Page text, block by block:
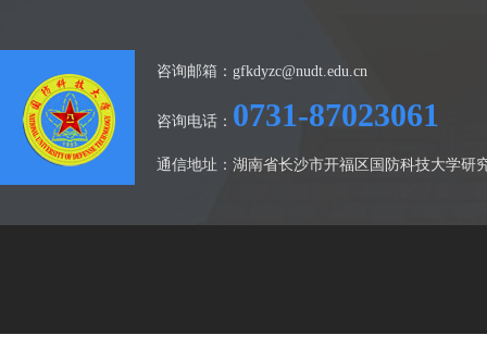
咨询邮箱：gfkdyzc@nudt.edu.cn
咨询电话： 0731-87023061
通信地址：湖南省长沙市开福区国防科技大学研